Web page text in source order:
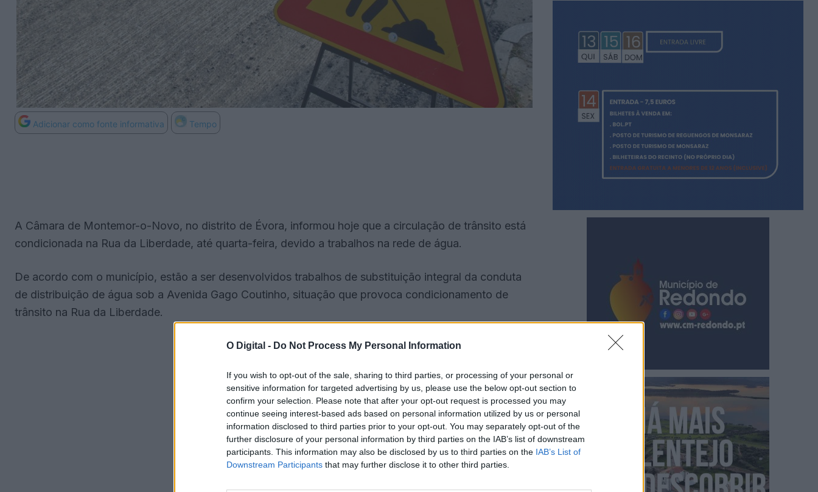
O Digital - Do Not Process My Personal Information
If you wish to opt-out of the sale, sharing to third parties, or processing of your personal or
sensitive information for targeted advertising by us, please use the below opt-out section to
confirm your selection. Please note that after your opt-out request is processed you may
continue seeing interest-based ads based on personal information utilized by us or personal
information disclosed to third parties prior to your opt-out. You may separately opt-out of the
further disclosure of your personal information by third parties on the IAB’s list of downstream
participants. This information may also be disclosed by us to third parties on the IAB’s List of
Downstream Participants that may further disclose it to other third parties.
Adicionar como fonte informativa Tempo
A Câmara de Montemor-o-Novo, no distrito de Évora, informou hoje que a circulação de trânsito está
condicionada na Rua da Liberdade, até quarta-feira, devido a trabalhos na rede de água.
De acordo com o município, estão a ser desenvolvidos trabalhos de substituição integral da conduta
de distribuição de água sob a Avenida Gago Coutinho, situação que provoca condicionamento de
trânsito na Rua da Liberdade.